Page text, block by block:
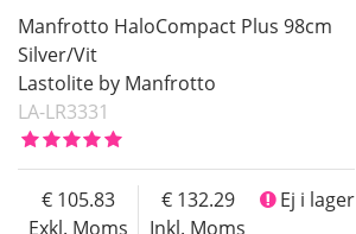
Manfrotto HaloCompact Plus 98cm
Silver/Vit
Lastolite by Manfrotto
LA-LR3331
Exkl. Moms
105.83
Inkl. Moms
132.29 Ej i lager